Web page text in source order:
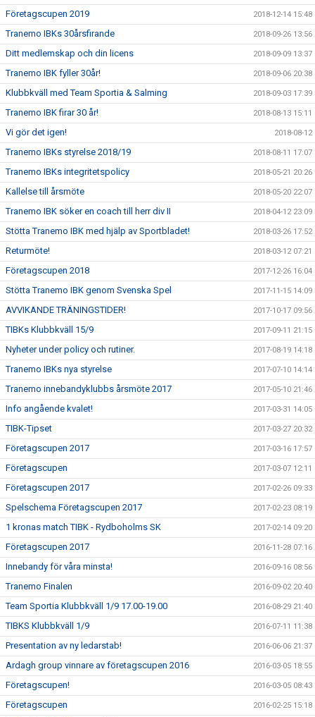
Företagscupen 2019 2018-12-14 15:48
Tranemo IBKs 30årsfirande 2018-09-26 13:56
Ditt medlemskap och din licens 2018-09-09 13:37
Tranemo IBK fyller 30år! 2018-09-06 20:38
Klubbkväll med Team Sportia & Salming 2018-09-03 17:39
Tranemo IBK firar 30 år! 2018-08-13 15:11
Vi gör det igen! 2018-08-12
Tranemo IBKs styrelse 2018/19 2018-08-11 17:07
Tranemo IBKs integritetspolicy 2018-05-21 20:26
Kallelse till årsmöte 2018-05-20 22:07
Tranemo IBK söker en coach till herr div II 2018-04-12 23:09
Stötta Tranemo IBK med hjälp av Sportbladet! 2018-03-26 17:52
Returmöte! 2018-03-12 07:21
Företagscupen 2018 2017-12-26 16:04
Stötta Tranemo IBK genom Svenska Spel 2017-11-15 14:09
AVVIKANDE TRÄNINGSTIDER! 2017-10-17 09:56
TIBKs Klubbkväll 15/9 2017-09-11 21:15
Nyheter under policy och rutiner. 2017-08-19 14:18
Tranemo IBKs nya styrelse 2017-07-10 14:14
Tranemo innebandyklubbs årsmöte 2017 2017-05-10 21:46
Info angående kvalet! 2017-03-31 14:05
TIBK-Tipset 2017-03-27 20:32
Företagscupen 2017 2017-03-16 17:57
Företagscupen 2017-03-07 12:11
Företagscupen 2017 2017-02-26 09:33
Spelschema Företagscupen 2017 2017-02-23 08:19
1 kronas match TIBK - Rydboholms SK 2017-02-14 09:20
Företagscupen 2017 2016-11-28 07:16
Innebandy för våra minsta! 2016-09-16 08:56
Tranemo Finalen 2016-09-02 20:40
Team Sportia Klubbkväll 1/9 17.00-19.00 2016-08-29 21:40
TIBKS Klubbkväll 1/9 2016-07-11 11:38
Presentation av ny ledarstab! 2016-06-06 21:37
Ardagh group vinnare av företagscupen 2016 2016-03-05 18:55
Företagscupen! 2016-03-05 08:43
Företagscupen 2016-02-25 15:18